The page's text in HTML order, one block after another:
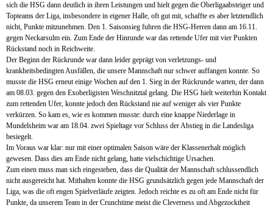
sich die HSG dann deutlich in ihren Leistungen und hielt gegen die Oberligaabsteiger und
Topteams der Liga, insbesondere in eigener Halle, oft gut mit, schaffte es aber letztendlich
nicht, Punkte mitzunehmen. Den 1. Saisonsieg fuhren die HSG-Herren dann am 16.11.
gegen Neckarsulm ein. Zum Ende der Hinrunde war das rettende Ufer mit vier Punkten
Rückstand noch in Reichweite.
Der Beginn der Rückrunde war dann leider geprägt von verletzungs- und
krankheitsbedingten Ausfällen, die unsere Mannschaft nur schwer auffangen konnte. So
musste die HSG erneut einige Wochen auf den 1. Sieg in der Rückrunde warten, der dann
am 08.03. gegen den Exoberligisten Weschnitztal gelang. Die HSG hielt weiterhin Kontakt
zum rettenden Ufer, konnte jedoch den Rückstand nie auf weniger als vier Punkte
verkürzen. So kam es, wie es kommen musste: durch eine knappe Niederlage in
Mundelsheim war am 18.04. zwei Spieltage vor Schluss der Abstieg in die Landesliga
besiegelt.
Im Voraus war klar: nur mit einer optimalen Saison wäre der Klassenerhalt möglich
gewesen. Dass dies am Ende nicht gelang, hatte vielschichtige Ursachen.
Zum einen muss man sich eingestehen, dass die Qualität der Mannschaft schlussendlich
nicht ausgereicht hat. Mithalten konnte die HSG grundsätzlich gegen jede Mannschaft der
Liga, was die oft engen Spielverläufe zeigten. Jedoch reichte es zu oft am Ende nicht für
Punkte, da unserem Team in der Crunchtime meist die Cleverness und Abgezocktheit